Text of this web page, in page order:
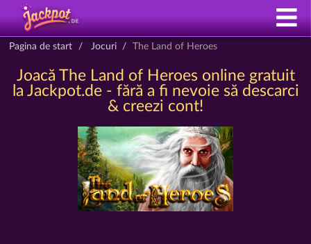
Pagina de start Jocuri The Land of Heroes
Joacă The Land of Heroes online gratuit
la Jackpot.de - fără a fi nevoie să descarci
& creezi cont!